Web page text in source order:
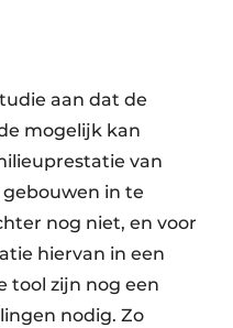
aan dat de
mogelijk kan
van
in te
nog niet, en voor
hiervan in een
tool zijn nog een
nodig. Zo